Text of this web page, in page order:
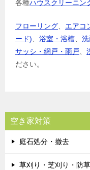
各種ハウスクリーニン
フローリング エアコ
ード)
浴室・浴槽
サッシ・網戸・雨戸
ださい。
空き家対策
庭石処分・撤去
草刈り・芝刈り・防